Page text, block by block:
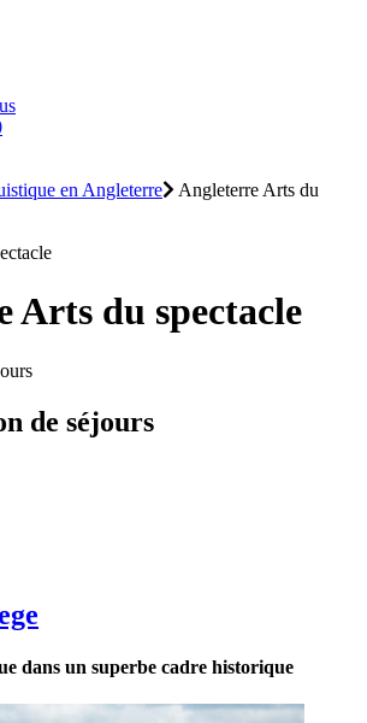
en Angleterre
Angleterre Arts du
Arts du spectacle
de séjours
dans un superbe cadre historique